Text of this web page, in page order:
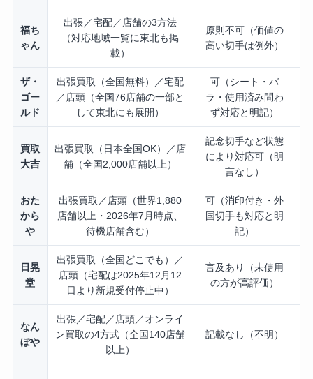
福ち
ゃん
出張／宅配／店舗の3方法
（対応地域一覧に東北も掲
載）
原則不可（価値の
高い切手は例外）
ザ・
ゴー
ルド
出張買取（全国無料）／宅配
／店頭（全国76店舗の一部と
して東北にも展開）
可（シート・バ
ラ・使用済み問わ
ず対応と明記）
買取
大吉
出張買取（日本全国OK）／店
舗（全国2,000店舗以上）
記念切手など状態
により対応可（明
言なし）
おた
から
や
出張買取／店頭（世界1,880
店舗以上・2026年7月時点、
待機店舗含む）
可（消印付き・外
国切手も対応と明
記）
日晃
堂
出張買取（全国どこでも）／
店頭（宅配は2025年12月12
日より新規受付停止中）
言及あり（未使用
の方が高評価）
なん
ぼや
出張／宅配／店頭／オンライ
ン買取の4方式（全国140店舗
以上）
記載なし（不明）